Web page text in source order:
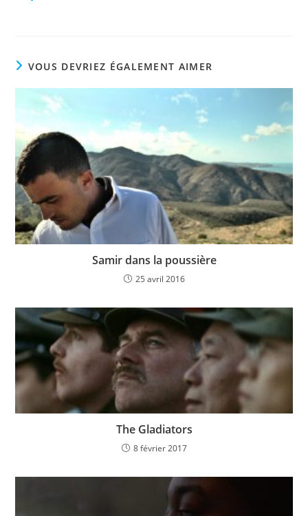
VOUS DEVRIEZ ÉGALEMENT AIMER
Samir dans la poussière
25 avril 2016
The Gladiators
8 février 2017